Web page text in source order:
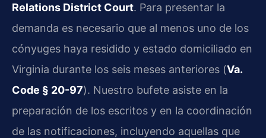
Relations District Court. Para presentar la
demanda es necesario que al menos uno de los
cónyuges haya residido y estado domiciliado en
Virginia durante los seis meses anteriores (Va.
Code § 20-97). Nuestro bufete asiste en la
preparación de los escritos y en la coordinación
de las notificaciones, incluyendo aquellas que